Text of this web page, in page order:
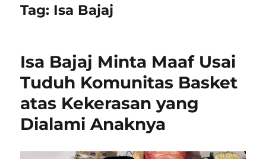
Tag: Isa Bajaj
Isa Bajaj Minta Maaf Usai
Tuduh Komunitas Basket
atas Kekerasan yang
Dialami Anaknya